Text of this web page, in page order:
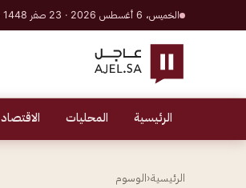
الخميس، 6 أغسطس 2026 · 23 صفر 1448 هـ
الرئيسية المحليات الاقتصاد
الرئيسية‹الوسوم